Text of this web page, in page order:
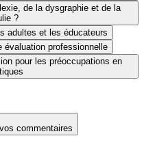
de la dysgraphie et de la
?
adultes et les éducateurs
évaluation professionnelle
pour les préoccupations en
commentaires